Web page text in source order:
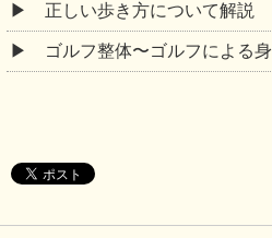
正しい歩き方について解説
ゴルフ整体〜ゴルフによる